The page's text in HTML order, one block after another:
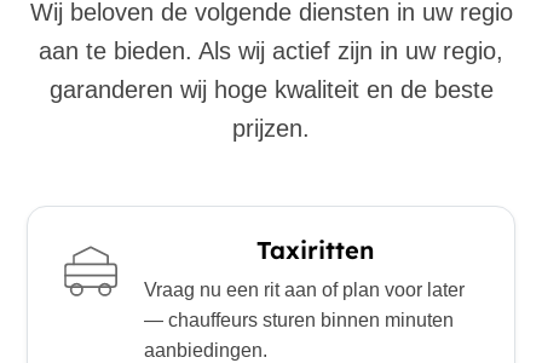
Wij beloven de volgende diensten in uw regio
aan te bieden. Als wij actief zijn in uw regio,
garanderen wij hoge kwaliteit en de beste
prijzen.
Taxiritten
Vraag nu een rit aan of plan voor later
— chauffeurs sturen binnen minuten
aanbiedingen.